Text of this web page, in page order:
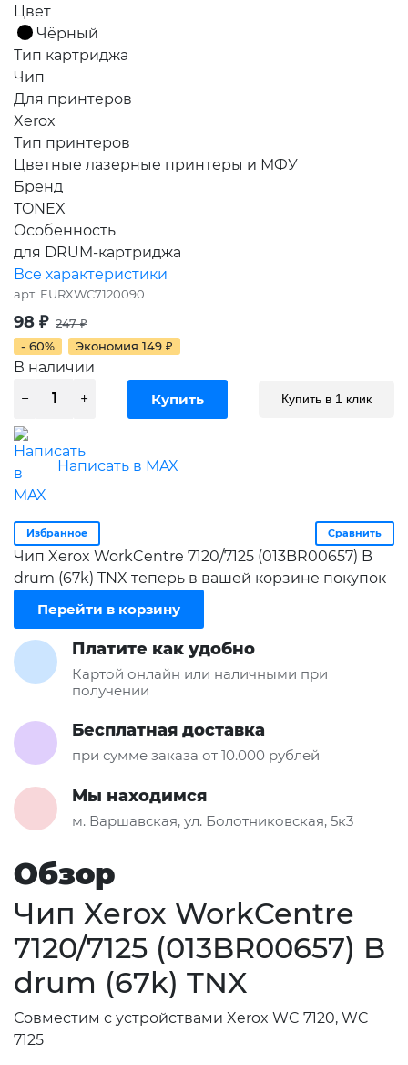
Цвет
Чёрный
Тип картриджа
Чип
Для принтеров
Xerox
Тип принтеров
Цветные лазерные принтеры и МФУ
Бренд
TONEX
Особенность
для DRUM-картриджа
Все характеристики
арт. EURXWC7120090
98 ₽ 247₽
- 60%
Экономия 149 ₽
В наличии
Купить в 1 клик
Написать в MAX
Избранное Сравнить
Чип Xerox WorkCentre 7120/7125 (013BR00657) B
drum (67k) TNX теперь в вашей корзине покупок
Перейти в корзину
Платите как удобно
Картой онлайн или наличными при
получении
Бесплатная доставка
при сумме заказа от 10.000 рублей
Мы находимся
м. Варшавская, ул. Болотниковская, 5к3
Обзор
Чип Xerox WorkCentre
7120/7125 (013BR00657) B
drum (67k) TNX
Совместим с устройствами Xerox WC 7120, WC
7125